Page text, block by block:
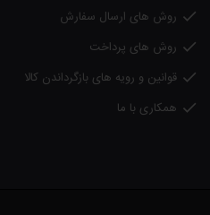
 روش های ارسال سفارش
 روش های پرداخت
 قوانین و رویه های بازگرداندن کالا
 همکاری با ما